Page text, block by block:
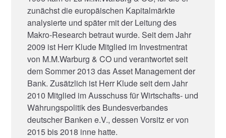
zunächst die europäischen Kapitalmärkte
analysierte und später mit der Leitung des
Makro-Research betraut wurde. Seit dem Jahr
2009 ist Herr Klude Mitglied im Investmentrat
von M.M.Warburg & CO und verantwortet seit
dem Sommer 2013 das Asset Management der
Bank. Zusätzlich ist Herr Klude seit dem Jahr
2010 Mitglied im Ausschuss für Wirtschafts- und
Währungspolitik des Bundesverbandes
deutscher Banken e.V., dessen Vorsitz er von
2015 bis 2018 inne hatte.